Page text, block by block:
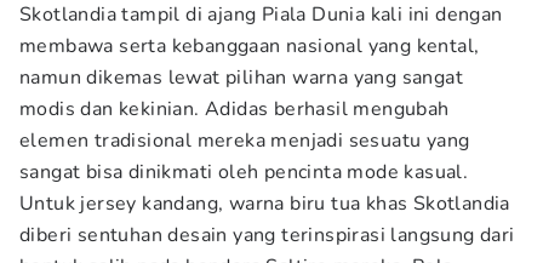
Skotlandia tampil di ajang Piala Dunia kali ini dengan
membawa serta kebanggaan nasional yang kental,
namun dikemas lewat pilihan warna yang sangat
modis dan kekinian. Adidas berhasil mengubah
elemen tradisional mereka menjadi sesuatu yang
sangat bisa dinikmati oleh pencinta mode kasual.
Untuk jersey kandang, warna biru tua khas Skotlandia
diberi sentuhan desain yang terinspirasi langsung dari